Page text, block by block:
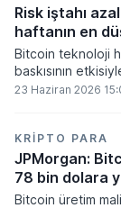
Risk iştahı
haftanın en
Bitcoin teknoloji
baskısının
iki haftanın en
23 Haziran 2026
KRIPTO PARA
JPMorgan:
78 bin dolara
Bitcoin üretim